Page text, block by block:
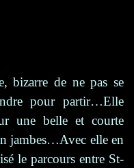
bizarre de ne pas se
pour partir…Elle
une belle et courte
jambes…Avec elle en
le parcours entre St-